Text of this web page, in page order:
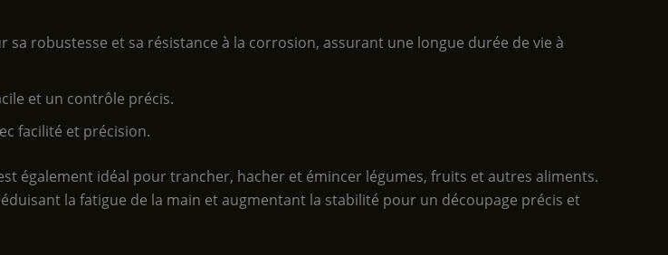
sa robustesse et sa résistance à la corrosion, assurant une longue durée de vie à
et un contrôle précis.
facilité et précision.
également idéal pour trancher, hacher et émincer légumes, fruits et autres aliments.
la fatigue de la main et augmentant la stabilité pour un découpage précis et